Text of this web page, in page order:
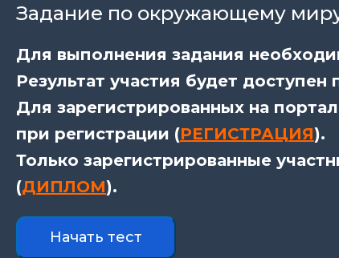
Задание по окружающему миру
Для выполнения задания
Результат участия будет
Для зарегистрированных на
при регистрации (РЕГИСТРАЦИЯ).
Только зарегистрированные
(ДИПЛОМ).